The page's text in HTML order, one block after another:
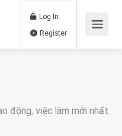
Log In
động, việc làm mới nhất